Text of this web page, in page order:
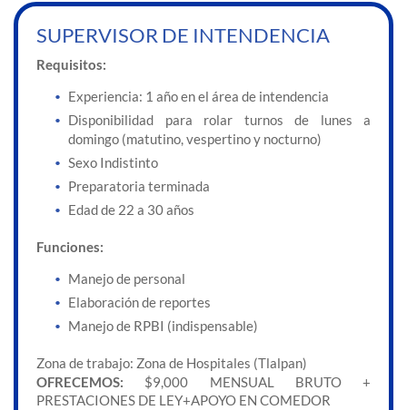
SUPERVISOR DE INTENDENCIA
Requisitos:
Experiencia: 1 año en el área de intendencia
Disponibilidad para rolar turnos de lunes a
domingo (matutino, vespertino y nocturno)
Sexo Indistinto
Preparatoria terminada
Edad de 22 a 30 años
Funciones:
Manejo de personal
Elaboración de reportes
Manejo de RPBI (indispensable)
Zona de trabajo: Zona de Hospitales (Tlalpan)
OFRECEMOS: $9,000 MENSUAL BRUTO +
PRESTACIONES DE LEY+APOYO EN COMEDOR